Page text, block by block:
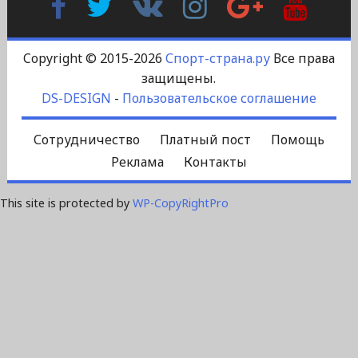
Контакте
Plus
Copyright © 2015-2026 Спорт-страна.руВсе права
защищены.
DS-DESIGN - Пользовательское соглашение
Сотрудничество Платный пост
Помощь
Реклама
Контакты
This site is protected by WP-CopyRightPro